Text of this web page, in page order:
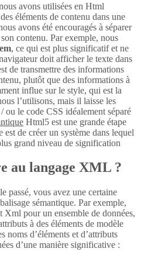
avons utilisées en Html
éléments de contenu dans une
avons été encouragés à séparer
contenu. Par exemple, nous
em, ce qui est plus significatif et ne
doit afficher le texte dans
de transmettre des informations
plutôt que des informations à
influe sur le style, qui est la
l’utilisons, mais il laisse les
ou le code CSS idéalement séparé
Html5 est une grande étape
de créer un système dans lequel
grand niveau de signification
au langage XML ?
passé, vous avez une certaine
sémantique. Par exemple,
Xml pour un ensemble de données,
à des éléments de modèle
noms d’éléments et d’attributs
d’une manière significative :